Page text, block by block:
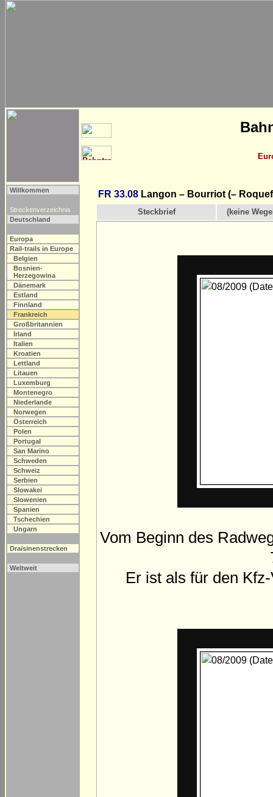
Willkommen
Streckenverzeichnis
Deutschland
Europa
Rail-trails in Europe
Belgien
Bosnien-
Herzegowina
Dänemark
Estland
Finnland
Frankreich
Großbritannien
Irland
Italien
Kroatien
Lettland
Litauen
Luxemburg
Montenegro
Niederlande
Norwegen
Österreich
Polen
Portugal
San Marino
Schweden
Schweiz
Serbien
Slowakei
Slowenien
Spanien
Tschechien
Ungarn
Draisinenstrecken
Weltweit
FR 33.08 Langon – Bourriot (–
Steckbrief (keine
Vom Beginn des
Er ist als für den